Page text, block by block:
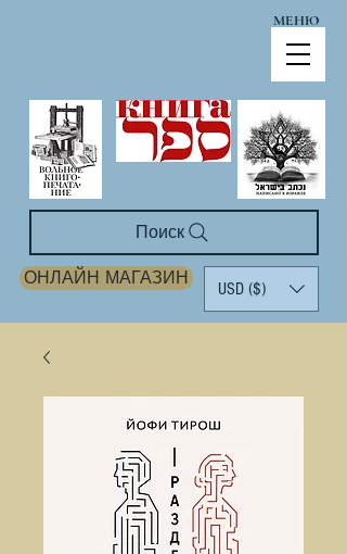
МЕНЮ
ОНЛАЙН МАГАЗИН
USD ($)
Поиск